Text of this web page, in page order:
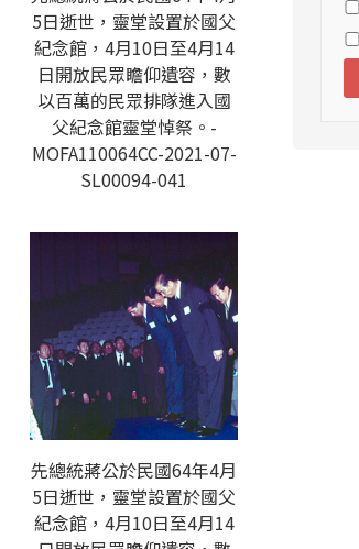
5日逝世，靈堂設置於國父
紀念館，4月10日至4月14
日開放民眾瞻仰遺容，數
以百萬的民眾排隊進入國
父紀念館靈堂悼祭。-
MOFA110064CC-2021-07-
SL00094-041
先總統蔣公於民國64年4月
5日逝世，靈堂設置於國父
紀念館，4月10日至4月14